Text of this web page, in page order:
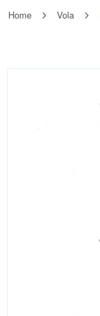
Home Vola